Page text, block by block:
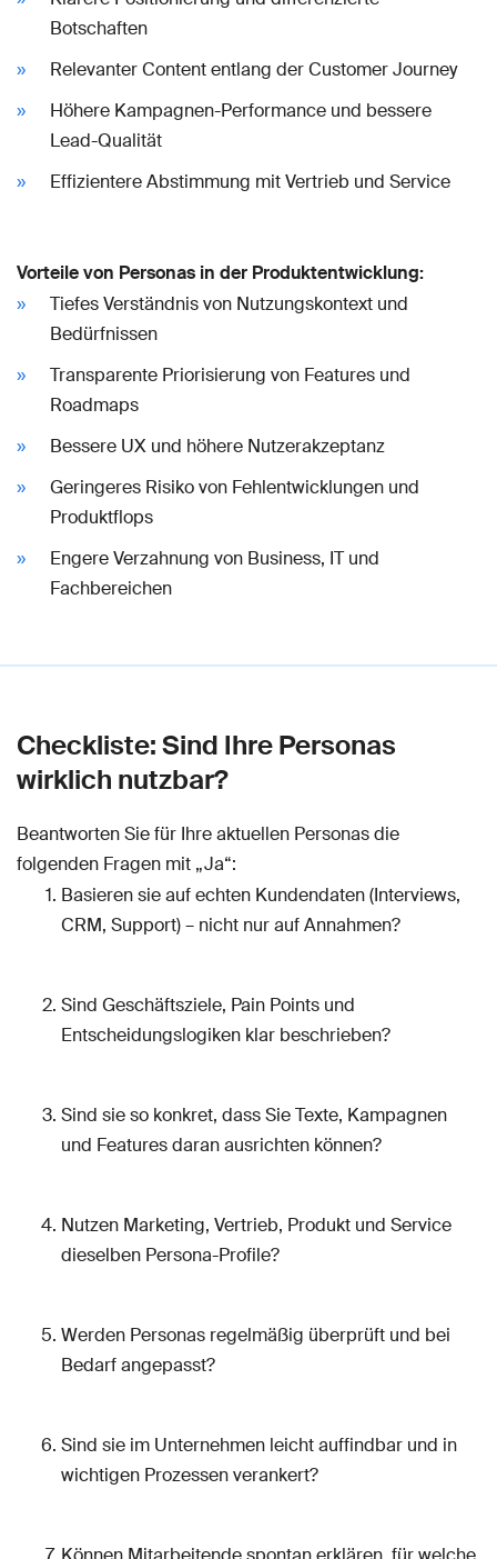
Botschaften
Relevanter Content entlang der Customer Journey
Höhere Kampagnen-Performance und bessere
Lead-Qualität
Effizientere Abstimmung mit Vertrieb und Service
Vorteile von Personas in der Produktentwicklung:
Tiefes Verständnis von Nutzungskontext und
Bedürfnissen
Transparente Priorisierung von Features und
Roadmaps
Bessere UX und höhere Nutzerakzeptanz
Geringeres Risiko von Fehlentwicklungen und
Produktflops
Engere Verzahnung von Business, IT und
Fachbereichen
Checkliste: Sind Ihre Personas
wirklich nutzbar?
Beantworten Sie für Ihre aktuellen Personas die
folgenden Fragen mit „Ja“:
Basieren sie auf echten Kundendaten (Interviews,
CRM, Support) – nicht nur auf Annahmen?
Sind Geschäftsziele, Pain Points und
Entscheidungslogiken klar beschrieben?
Sind sie so konkret, dass Sie Texte, Kampagnen
und Features daran ausrichten können?
Nutzen Marketing, Vertrieb, Produkt und Service
dieselben Persona-Profile?
Werden Personas regelmäßig überprüft und bei
Bedarf angepasst?
Sind sie im Unternehmen leicht auffindbar und in
wichtigen Prozessen verankert?